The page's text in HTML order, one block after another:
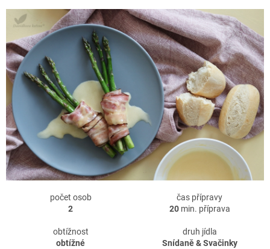
počet osob
2
čas přípravy
20min. příprava
obtížnost
obtížné
druh jídla
Snídaně & Svačinky